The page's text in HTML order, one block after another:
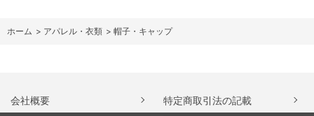
ホーム > アパレル・衣類 > 帽子・キャップ
会社概要 特定商取引法の記載